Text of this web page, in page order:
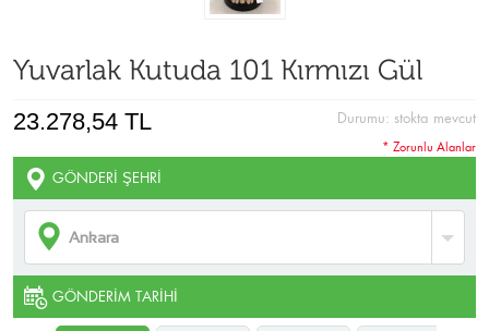
Yuvarlak Kutuda 101 Kırmızı Gül
Durumu: stokta mevcut
23.278,54 TL
GÖNDERI ŞEHRI
GÖNDERIM TARIHI
* Zorunlu Alanlar